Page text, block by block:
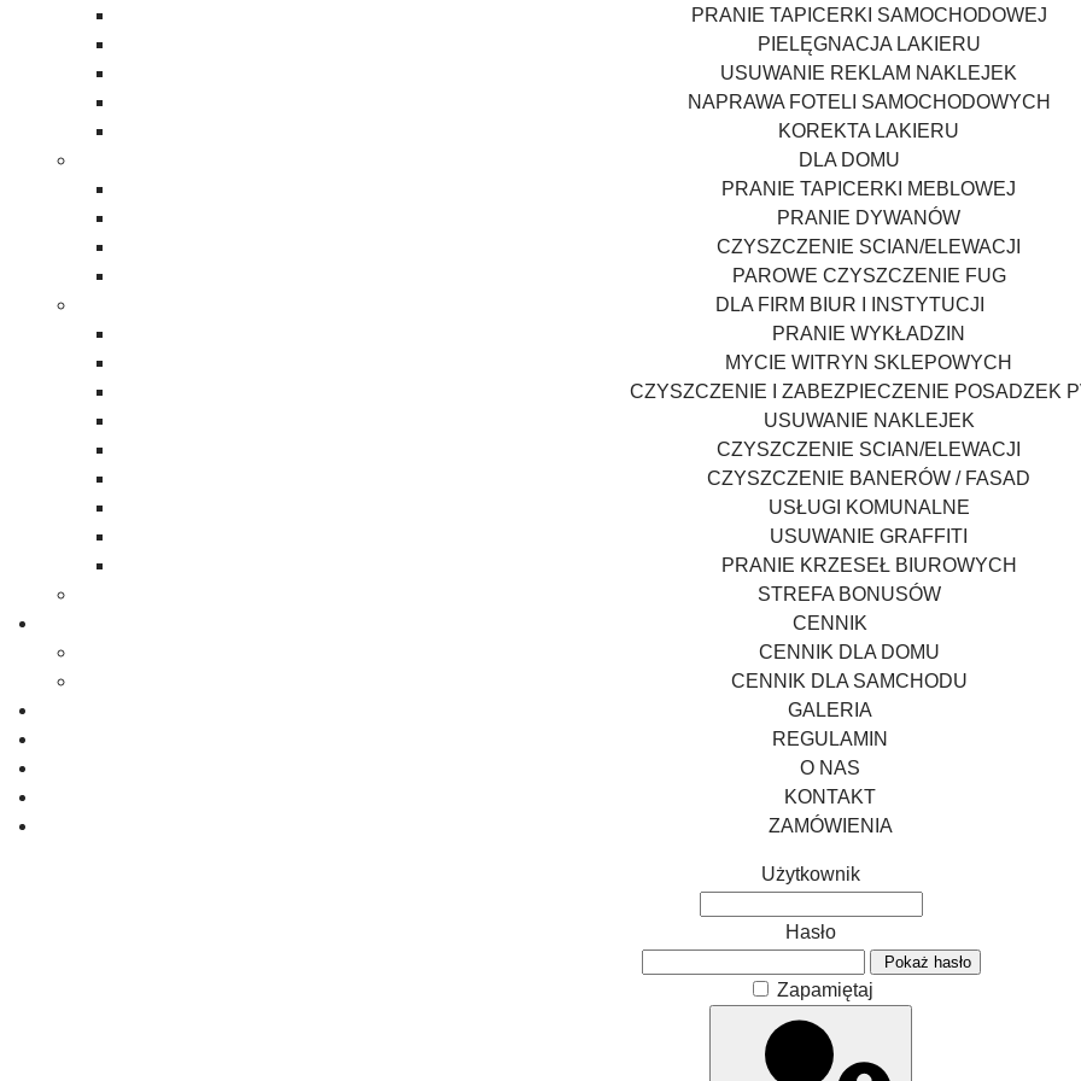
PRANIE TAPICERKI SAMOCHODOWEJ
PIELĘGNACJA LAKIERU
USUWANIE REKLAM NAKLEJEK
NAPRAWA FOTELI SAMOCHODOWYCH
KOREKTA LAKIERU
DLA DOMU
PRANIE TAPICERKI MEBLOWEJ
PRANIE DYWANÓW
CZYSZCZENIE SCIAN/ELEWACJI
PAROWE CZYSZCZENIE FUG
DLA FIRM BIUR I INSTYTUCJI
PRANIE WYKŁADZIN
MYCIE WITRYN SKLEPOWYCH
CZYSZCZENIE I ZABEZPIECZENIE POSADZEK
USUWANIE NAKLEJEK
CZYSZCZENIE SCIAN/ELEWACJI
CZYSZCZENIE BANERÓW / FASAD
USŁUGI KOMUNALNE
USUWANIE GRAFFITI
PRANIE KRZESEŁ BIUROWYCH
STREFA BONUSÓW
CENNIK
CENNIK DLA DOMU
CENNIK DLA SAMCHODU
GALERIA
REGULAMIN
O NAS
KONTAKT
ZAMÓWIENIA
Użytkownik
Hasło
Pokaż hasło
Zapamiętaj